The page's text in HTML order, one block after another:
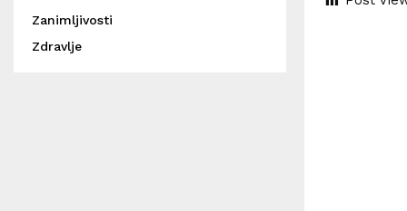
Zanimljivosti
Zdravlje